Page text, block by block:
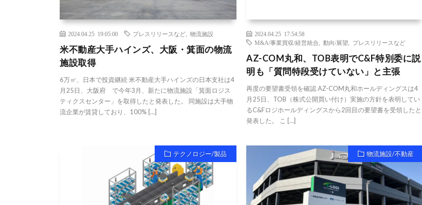
2024.04.25 19:05:00 プレスリリースなど 物流施設
米不動産大手ハインズ、大阪・箕面の物流
施設取得
6万㎡、日本で投資継続 米不動産大手ハインズの日本支社は4
月25日、大阪府 で今年3月、新たに物流施設「箕面ロジス
ティクスセンター」を取得したと発表した。 同施設は大手物
流企業が賃貸しており、100% […]
2024.04.25 17:54:58
M&A/事業買収/経営統合
,動向/展望 プレスリリースなど
AZ-COM丸和、TOB表明でC&F特別委に説
明も「質問特段受けていない」と主張
再度の要望書受領を確認 AZ-COM丸和ホールディングスは4
月25日、TOB（株式公開買い付け）実施の方針を表明してい
るC&Fロジホールディングスから2回目の要望書を受領したと
発表した。 こ […]
テクノロジー/製品 物流施設/不動産